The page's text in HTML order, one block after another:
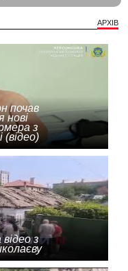
АРХІВ
почав
нові
з
(відео)
з